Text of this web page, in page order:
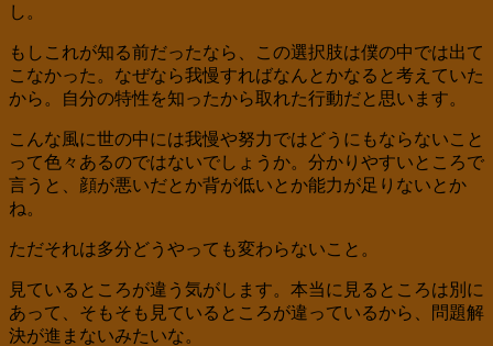
し。
もしこれが知る前だったなら、この選択肢は僕の中では出て
こなかった。なぜなら我慢すればなんとかなると考えていた
から。自分の特性を知ったから取れた行動だと思います。
こんな風に世の中には我慢や努力ではどうにもならないこと
って色々あるのではないでしょうか。分かりやすいところで
言うと、顔が悪いだとか背が低いとか能力が足りないとか
ね。
ただそれは多分どうやっても変わらないこと。
見ているところが違う気がします。本当に見るところは別に
あって、そもそも見ているところが違っているから、問題解
決が進まないみたいな。